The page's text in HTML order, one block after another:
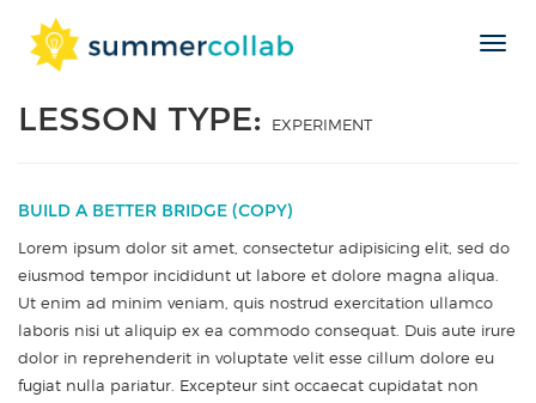
content
LESSON TYPE: EXPERIMENT
BUILD A BETTER BRIDGE (COPY)
Lorem ipsum dolor sit amet, consectetur adipisicing elit, sed do
eiusmod tempor incididunt ut labore et dolore magna aliqua.
Ut enim ad minim veniam, quis nostrud exercitation ullamco
laboris nisi ut aliquip ex ea commodo consequat. Duis aute irure
dolor in reprehenderit in voluptate velit esse cillum dolore eu
fugiat nulla pariatur. Excepteur sint occaecat cupidatat non